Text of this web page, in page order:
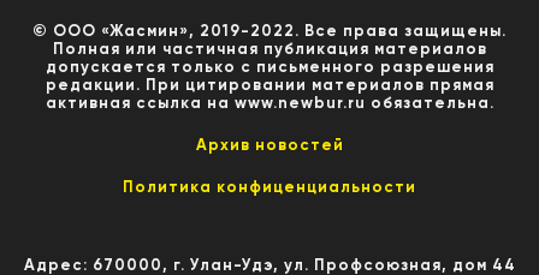
© ООО «Жасмин», 2019-2022. Все права защищены.
Полная или частичная публикация материалов
допускается только с письменного разрешения
редакции. При цитировании материалов прямая
активная ссылка на www.newbur.ru обязательна.
Архив новостей
Политика конфиценциальности
Адрес: 670000, г. Улан-Удэ, ул. Профсоюзная, дом 44